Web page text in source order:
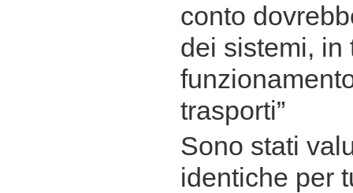
conto
dei sistemi, in
trasporti”
Sono stati
identiche per